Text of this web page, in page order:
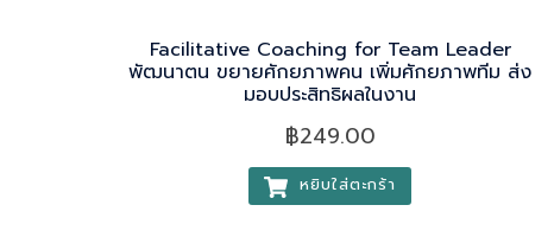
Facilitative Coaching for Team Leader
พัฒนาตน ขยายศักยภาพคน เพิ่มศักยภาพทีม ส่ง
มอบประสิทธิผลในงาน
฿249.00
หยิบใส่ตะกร้า